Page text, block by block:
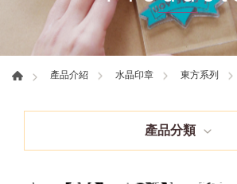
產品介紹 水晶印章 東方系列
產品分類